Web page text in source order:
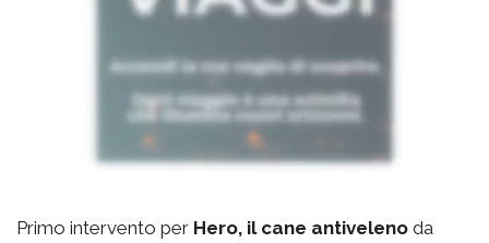
Primo intervento per Hero, il cane antiveleno da